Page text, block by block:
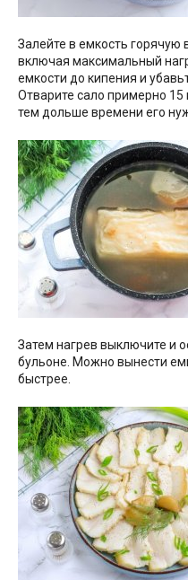
Залейте в емкость горячую
включая максимальный
емкости до кипения и
Отварите сало примерно 15
тем дольше времени его
Затем нагрев выключите и
бульоне. Можно вынести
быстрее.